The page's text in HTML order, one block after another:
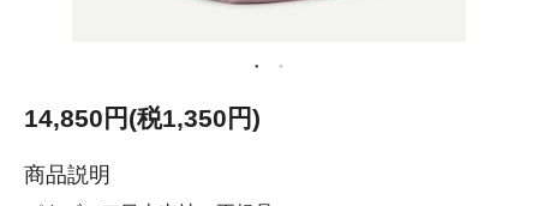
14,850円(税1,350円)
商品説明